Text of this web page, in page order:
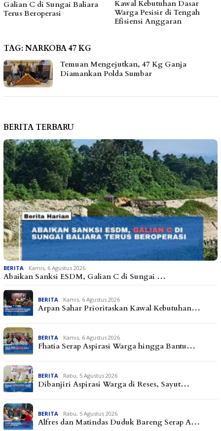
Kawal Kebutuhan Dasar
Warga Pesisir di Tengah
hingga Bantu Fasilitas
Tempat Ibadah Pakai
Pribadi
TAG: NARKOBA 47 KG
Temuan Mengejutkan, 47 Kg Ganja
Diamankan Polda Sumbar
BERITA TERBARU
BERITA Kamis, 6 Agustus 2026
Abaikan Sanksi ESDM, Galian C di Sungai …
BERITA Kamis, 6 Agustus 2026
Arpan Sahar Prioritaskan Kawal Kebutuhan…
BERITA Kamis, 6 Agustus 2026
Fhatia Serap Aspirasi Warga hingga Bantu…
BERITA Rabu, 5 Agustus 2026
Dibanjiri Aspirasi Warga di Reses, Sayut…
BERITA Rabu, 5 Agustus 2026
Alfres dan Matindas Duduk Bareng Serap A…